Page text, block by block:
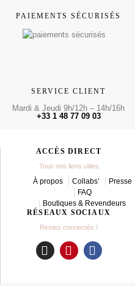
PAIEMENTS SÉCURISÉS
SERVICE CLIENT
Mardi & Jeudi 9h/12h – 14h/16h
+33 1 48 77 09 03
ACCÈS DIRECT
Tous nos liens utiles
À propos Collabs’
Presse
FAQ
Boutiques & Revendeurs
RÉSEAUX SOCIAUX
Restez connectés !
I
P
F